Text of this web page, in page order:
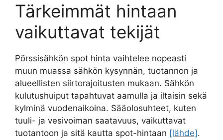
Tärkeimmät hintaan
vaikuttavat tekijät
Pörssisähkön spot hinta vaihtelee nopeasti
muun muassa sähkön kysynnän, tuotannon ja
alueellisten siirtorajoitusten mukaan. Sähkön
kulutushuiput tapahtuvat aamulla ja iltaisin sekä
kylminä vuodenaikoina. Sääolosuhteet, kuten
tuuli- ja vesivoiman saatavuus, vaikuttavat
tuotantoon ja sitä kautta spot-hintaan [lähde] .